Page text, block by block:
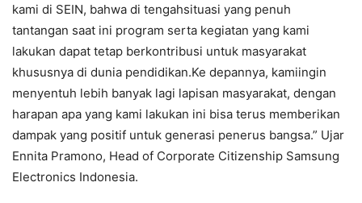
kami di SEIN, bahwa di tengahsituasi yang penuh
tantangan saat ini program serta kegiatan yang kami
lakukan dapat tetap berkontribusi untuk masyarakat
khususnya di dunia pendidikan.Ke depannya, kamiingin
menyentuh lebih banyak lagi lapisan masyarakat, dengan
harapan apa yang kami lakukan ini bisa terus memberikan
dampak yang positif untuk generasi penerus bangsa.” Ujar
Ennita Pramono, Head of Corporate Citizenship Samsung
Electronics Indonesia.